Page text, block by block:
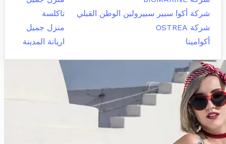
شركة أكوا سبير سبيرولين الوطن القبلي
تاكلسة
شركة OSTREA
منزل جميل
أكوامينا
اريانة المدينة